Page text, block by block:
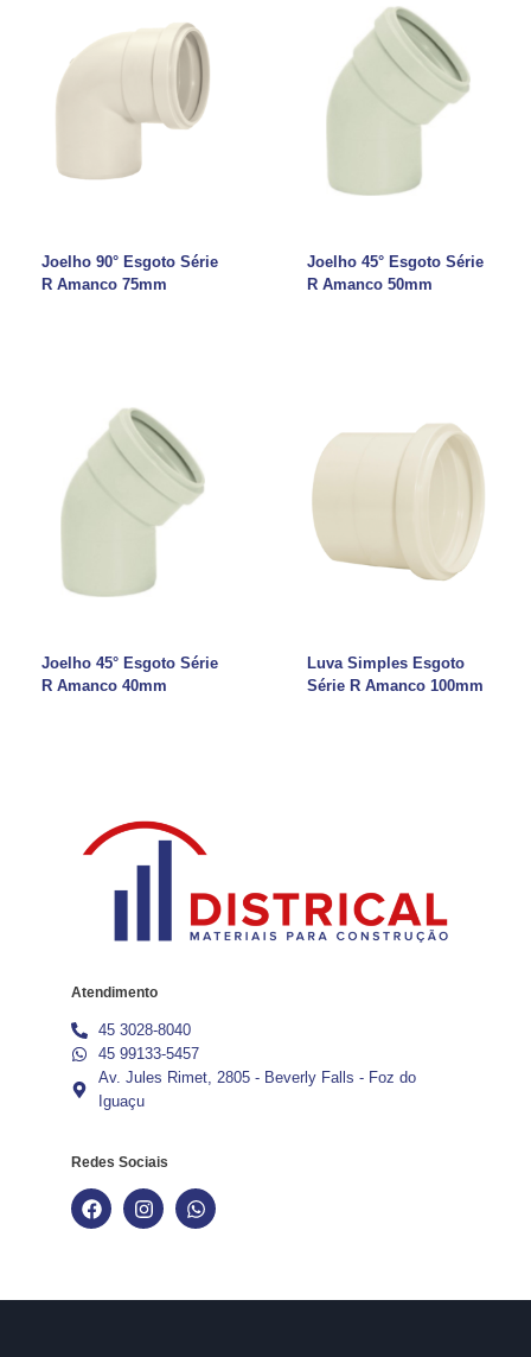
Joelho 90° Esgoto Série
R Amanco 75mm
Joelho 45° Esgoto Série
R Amanco 50mm
Joelho 45° Esgoto Série
R Amanco 40mm
Luva Simples Esgoto
Série R Amanco 100mm
Atendimento
45 3028-8040
45 99133-5457
Av. Jules Rimet, 2805 - Beverly Falls - Foz do
Iguaçu
Redes Sociais